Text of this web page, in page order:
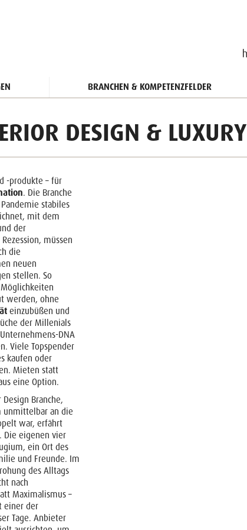
BRANCHEN & KOMPETENZFELDER
DESIGN & LUXURY
-produkte – für
. Die Branche
stabiles
mit dem
der
müssen
die
neuen
stellen. So
werden, ohne
einzubüßen und
der Millenials
DNA
Viele Topspender
kaufen oder
Mieten statt
eine Option.
Branche,
unmittelbar an die
war, erfährt
Die eigenen vier
ein Ort des
und Freunde. Im
des Alltags
nach
Maximalismus –
einer der
Tage. Anbieter